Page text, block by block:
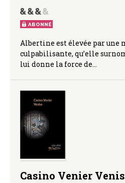
ABONNÉ
Albertine est élevée par
culpabilisante, qu’elle
lui donne la force de…
Casino Venier